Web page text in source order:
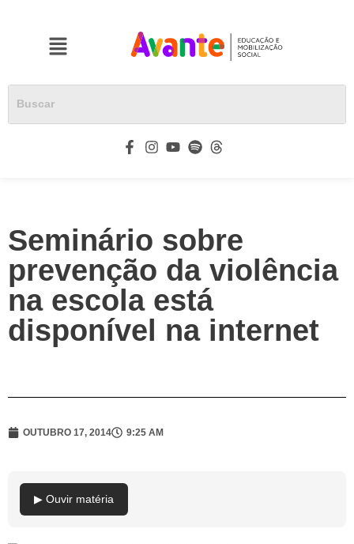
Seminário sobre
prevenção da violência
na escola está
disponível na internet
OUTUBRO 17, 2014 9:25 AM
▶ Ouvir matéria